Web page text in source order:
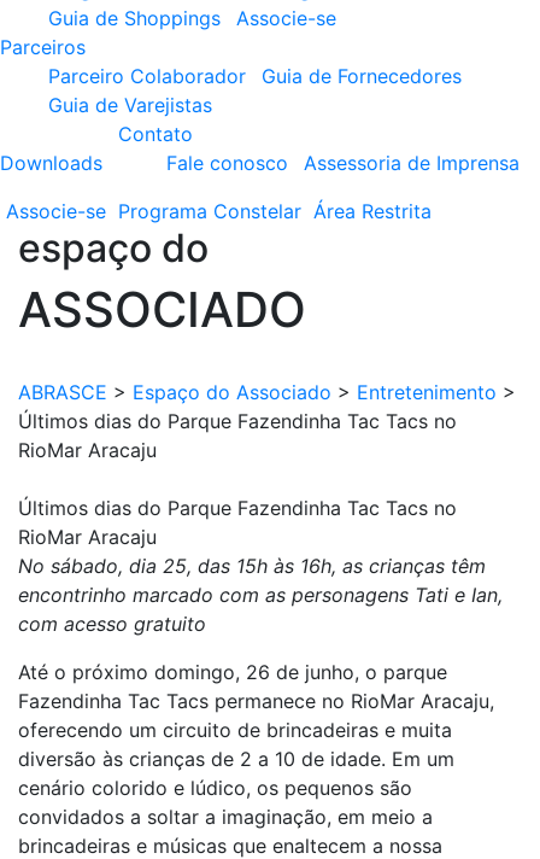
Guia de Shoppings
Associe-se
Parceiros
Parceiro Colaborador
Guia de Fornecedores
Guia de Varejistas
Downloads
Contato
Fale conosco
Assessoria de Imprensa
Associe-se Programa Constelar Área Restrita
espaço do
ASSOCIADO
ABRASCE > Espaço do Associado > Entretenimento >
Últimos dias do Parque Fazendinha Tac Tacs no
RioMar Aracaju
Últimos dias do Parque Fazendinha Tac Tacs no
RioMar Aracaju
No sábado, dia 25, das 15h às 16h, as crianças têm
encontrinho marcado com as personagens Tati e Ian,
com acesso gratuito
Até o próximo domingo, 26 de junho, o parque
Fazendinha Tac Tacs permanece no RioMar Aracaju,
oferecendo um circuito de brincadeiras e muita
diversão às crianças de 2 a 10 de idade. Em um
cenário colorido e lúdico, os pequenos são
convidados a soltar a imaginação, em meio a
brincadeiras e músicas que enaltecem a nossa